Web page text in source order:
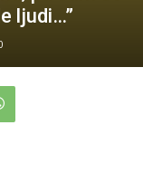
ljudi…”